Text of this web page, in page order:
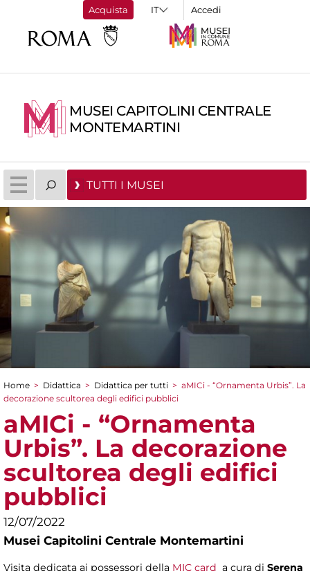
Acquista Accedi
MUSEI CAPITOLINI CENTRALE
MONTEMARTINI
TUTTI I MUSEI
Tu sei qui
Home > Didattica > Didattica per tutti > aMICi - “Ornamenta Urbis”. La
decorazione scultorea degli edifici pubblici
aMICi - “Ornamenta
Urbis”. La decorazione
scultorea degli edifici
pubblici
12/07/2022
Musei Capitolini Centrale Montemartini
Visita dedicata ai possessori della MIC card a cura di Serena